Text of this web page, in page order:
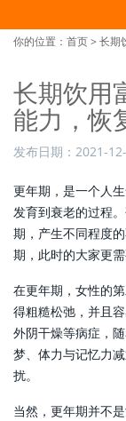
你的位置： 首页> 长期
长期饮用
能力，恢
发布日期： 2021-
更年期，是一个人
发育到衰老的过程
期，产生不同程度
期，此时的大家更需
在更年期，女性的
得粗糙松弛，并且
外阴干燥等病症，
梦、体力与记忆力
扰。
当然，更年期并不